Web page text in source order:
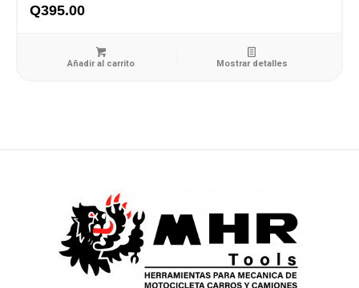
Q395.00
Añadir al carrito Mostrar detalles